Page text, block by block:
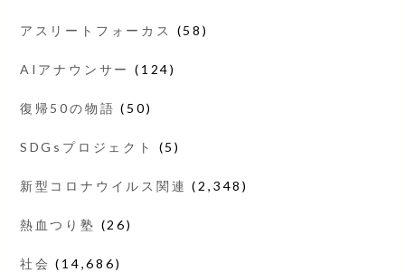
アスリートフォーカス (58)
AIアナウンサー (124)
復帰50の物語 (50)
SDGsプロジェクト (5)
新型コロナウイルス関連 (2,348)
熱血つり塾 (26)
社会 (14,686)